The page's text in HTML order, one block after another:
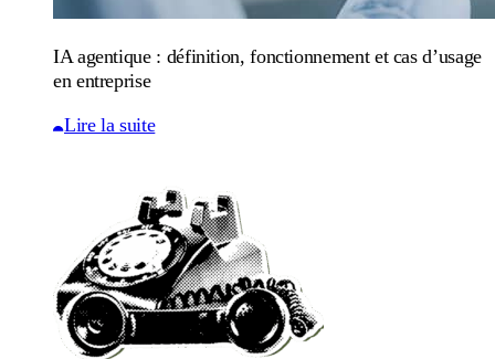
IA agentique : définition, fonctionnement et cas d’usage
en entreprise
Lire la suite